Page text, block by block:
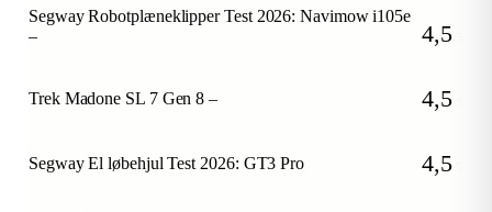
Segway Robotplæneklipper Test 2026: Navimow i105e
–
4,5
Trek Madone SL 7 Gen 8 – 4,5
Segway El løbehjul Test 2026: GT3 Pro 4,5